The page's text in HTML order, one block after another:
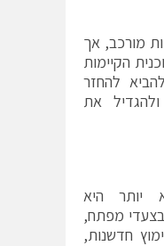
מורכב, אך
הקיימות
להחזר
את
יותר היא
מפתח,
חדשנות,